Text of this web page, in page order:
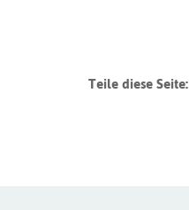
Teile diese Seite: